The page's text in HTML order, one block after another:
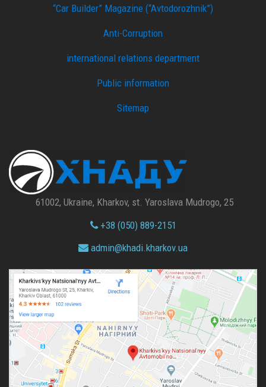
“Car Builder” Magazine (“Avtodorozhnik”)
Anti-Corruption
international relations department
Public information
Sitemap
61002, Ukraine, Kharkov, st. Yaroslava Mudrogo, 25
+38 (050) 889-2151
admin@khadi.kharkov.ua